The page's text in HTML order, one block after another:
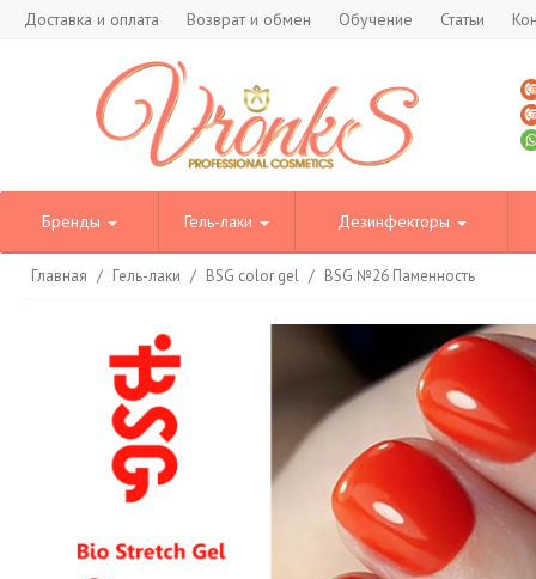
Доставка и оплата Возврат и обмен Обучение Статьи
Бренды Гель-лаки Дезинфекторы
Главная / Гель-лаки / BSG color gel / BSG №26 Паменность